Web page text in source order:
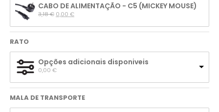
CABO DE ALIMENTAÇÃO - C5 (MICKEY MOUSE)
3,18 € 0,00 €
RATO
Opções adicionais disponiveis
0,00 €
MALA DE TRANSPORTE